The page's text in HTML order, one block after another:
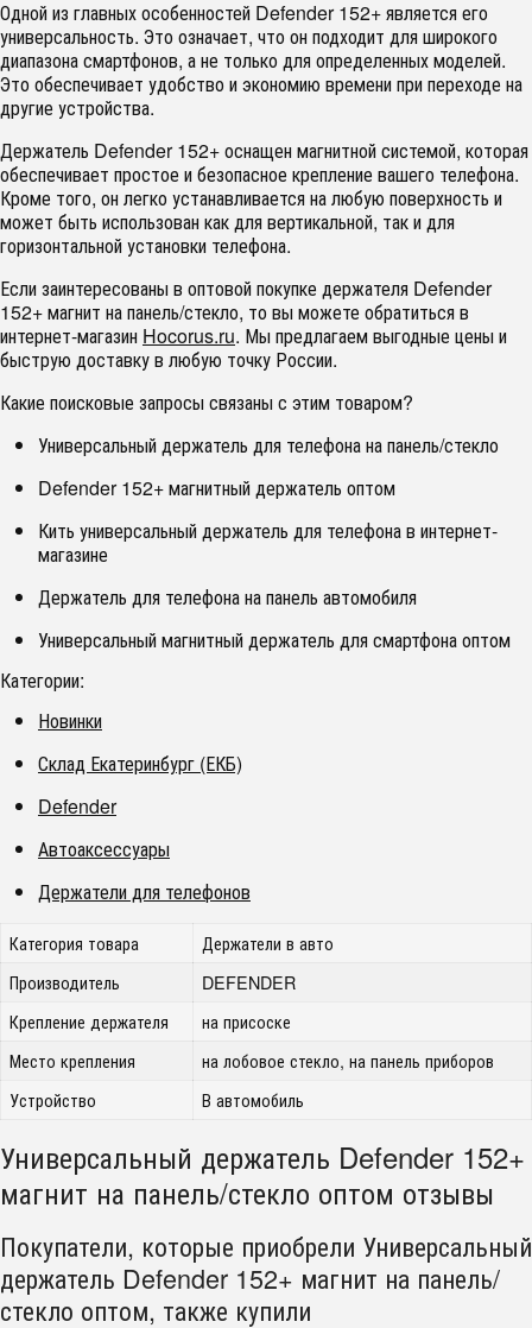
Одной из главных особенностей Defender 152+ является его
универсальность. Это означает, что он подходит для широкого
диапазона смартфонов, а не только для определенных моделей.
Это обеспечивает удобство и экономию времени при переходе на
другие устройства.
Держатель Defender 152+ оснащен магнитной системой, которая
обеспечивает простое и безопасное крепление вашего телефона.
Кроме того, он легко устанавливается на любую поверхность и
может быть использован как для вертикальной, так и для
горизонтальной установки телефона.
Если заинтересованы в оптовой покупке держателя Defender
152+ магнит на панель/стекло, то вы можете обратиться в
интернет-магазин Hocorus.ru. Мы предлагаем выгодные цены и
быструю доставку в любую точку России.
Какие поисковые запросы связаны с этим товаром?
Универсальный держатель для телефона на панель/стекло
Defender 152+ магнитный держатель оптом
Кить универсальный держатель для телефона в интернет-
магазине
Держатель для телефона на панель автомобиля
Универсальный магнитный держатель для смартфона оптом
Категории:
Новинки
Склад Екатеринбург (ЕКБ)
Defender
Автоаксессуары
Держатели для телефонов
Категория товара
Держатели в авто
Производитель
DEFENDER
Крепление держателя
на присоске
Место крепления
на лобовое стекло, на панель приборов
Устройство
В автомобиль
Универсальный держатель Defender 152+
магнит на панель/стекло оптом отзывы
Покупатели, которые приобрели Универсальный
держатель Defender 152+ магнит на панель/
стекло оптом, также купили